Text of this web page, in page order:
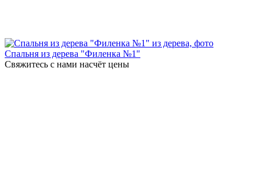
Спальня из дерева "Филенка №1"
Свяжитесь с нами насчёт цены